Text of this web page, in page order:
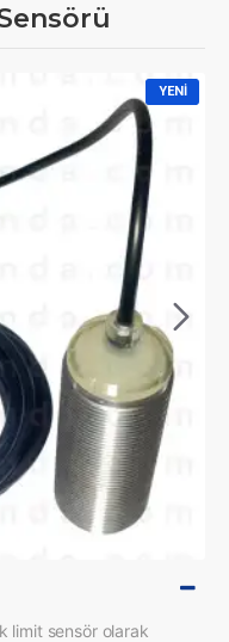
YENI
limit sensör olarak